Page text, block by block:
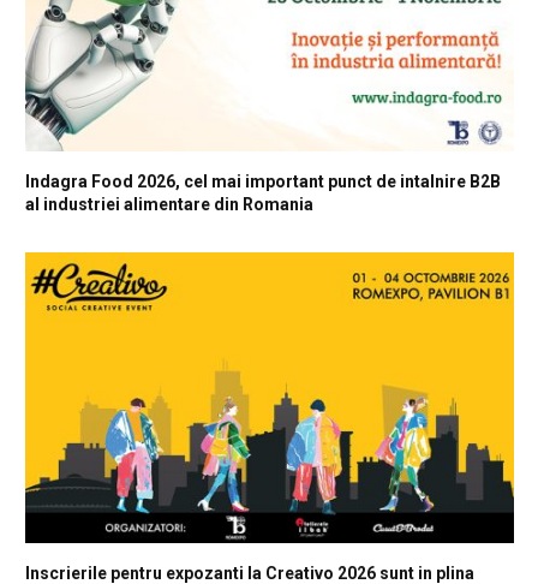
Indagra Food 2026, cel mai important punct de intalnire B2B
al industriei alimentare din Romania
Inscrierile pentru expozanti la Creativo 2026 sunt in plina